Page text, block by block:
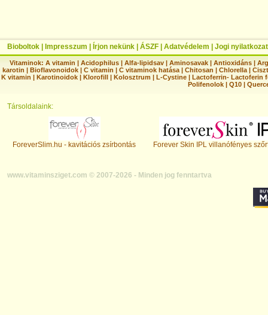
Bioboltok Impresszum Írjon nekünk ÁSZF Adatvédelem Jogi nyilatkozat
Vitaminok: A vitamin |Acidophilus |Alfa-lipidsav |Aminosavak |Antioxidáns |
karotin | Bioflavonoidok | C vitamin | C vitaminok hatása | Chitosan | Chlorella |
K vitamin | Karotinoidok | Klorofill | Kolosztrum | L-Cystine | Lactoferrin- Lactoferin
Polifenolok |Q10 |
Társoldalaink:
ForeverSlim.hu - kavitációs zsírbontás Forever Skin IPL villanófényes
www.vitaminsziget.com © 2007-2026 - Minden jog fenntartva